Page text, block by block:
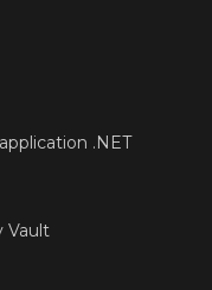
.NET
Vault